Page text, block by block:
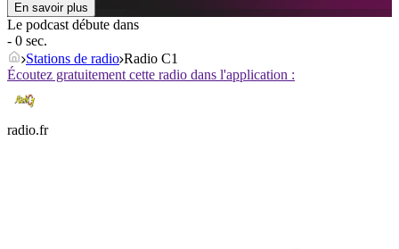
En savoir plus
Le podcast débute dans
- 0 sec.
Stations de radio Radio C1
Écoutez gratuitement cette radio dans l'application :
radio.fr